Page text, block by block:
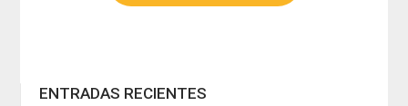
ENTRADAS RECIENTES